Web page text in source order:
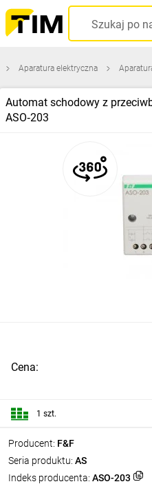
Aparatura elektryczna
Automat schodowy z
ASO‑203
Producent: F&F
Seria produktu: AS
Indeks producenta: ASO-203
Cena:
1 szt.